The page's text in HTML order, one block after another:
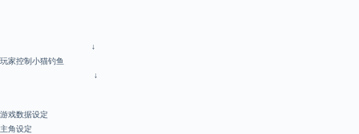
↓
玩家控制小猫钓鱼
↓
游戏数据设定
主角设定